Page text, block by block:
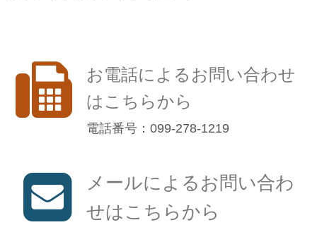
お電話によるお問い合わせ
はこちらから
電話番号：099-278-1219
メールによるお問い合わ
せはこちらから